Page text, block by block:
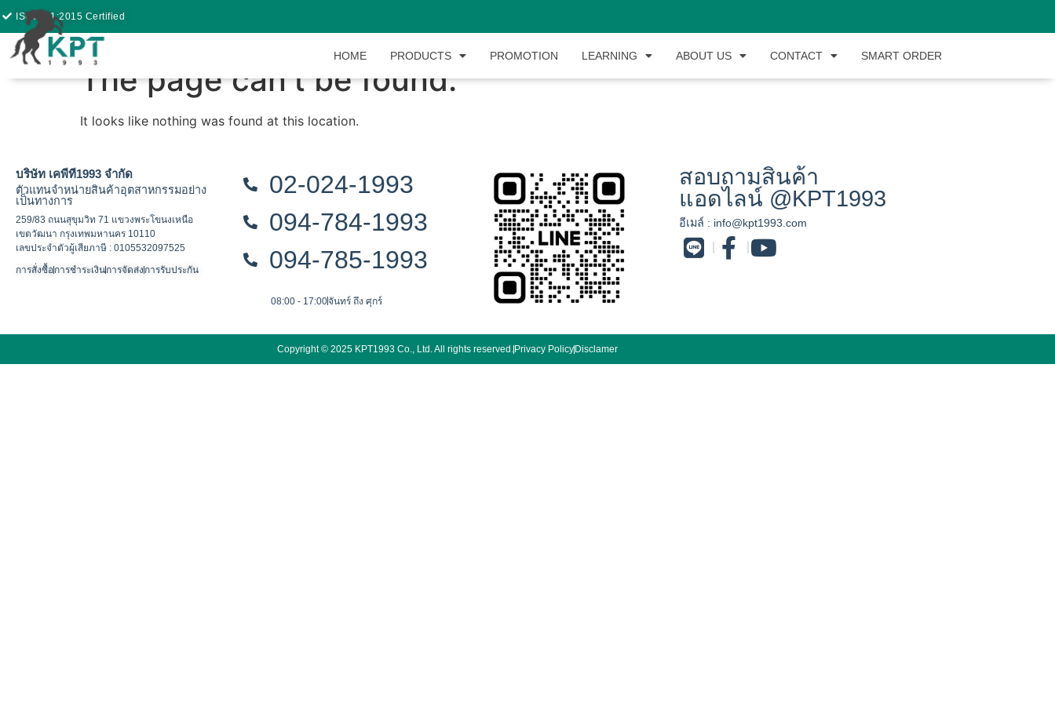
ISO9001:2015 Certified
HOME PRODUCTS PROMOTION LEARNING ABOUT US CONTACT SMART ORDER
The page can’t be found.
It looks like nothing was found at this location.
บริษัท เคพีที1993 จำกัด
ตัวแทนจำหน่ายสินค้าอุตสาหกรรมอย่าง
เป็นทางการ
259/83 ถนนสุขุมวิท 71 แขวงพระโขนงเหนือ
เขตวัฒนา กรุงเทพมหานคร 10110
เลขประจำตัวผู้เสียภาษี : 0105532097525
การสั่งซื้อการชำระเงินการจัดส่ง การรับประกัน
02-024-1993
094-784-1993
094-785-1993
08:00 - 17:00จันทร์ ถึง ศุกร์
สอบถามสินค้า
แอดไลน์ @KPT1993
อีเมล์ : info@kpt1993.com
Copyright © 2025 KPT1993 Co., Ltd. All rights reserved. Privacy Policy Disclamer